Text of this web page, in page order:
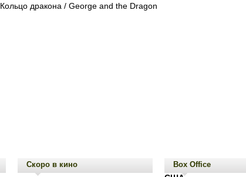
Кольцо дракона / George and the Dragon
Скоро в кино Box Office